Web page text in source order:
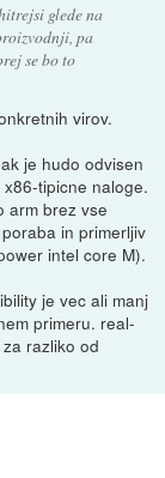
glede na
pa
se bo to
virov.
je hudo odvisen
tipicne naloge.
arm brez vse
in primerljiv
intel core M).
je vec ali manj
primeru. real-
razliko od